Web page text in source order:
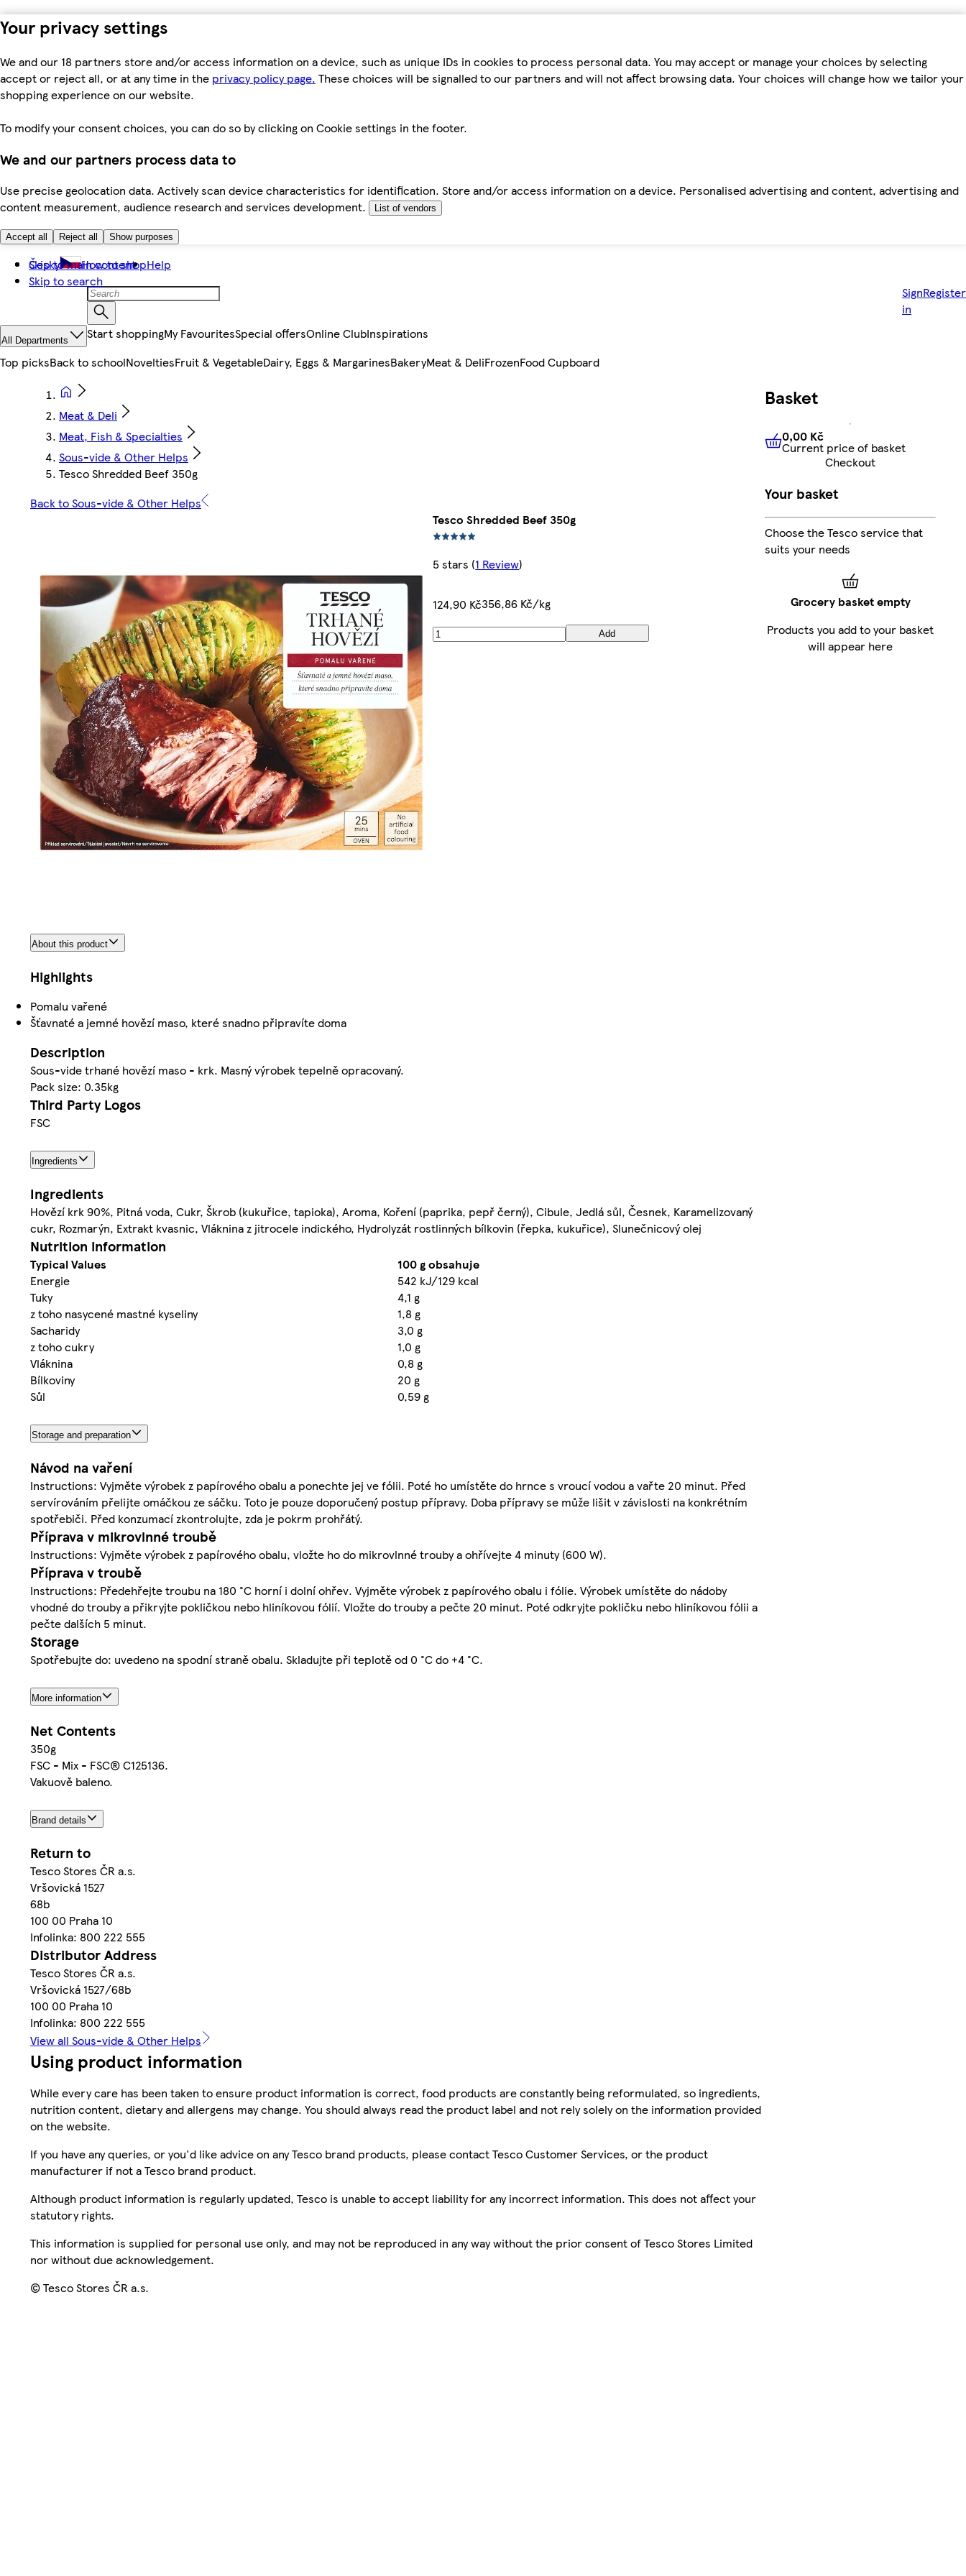
Your privacy settings
We and our 18 partners store and/or access information on a device, such as unique IDs in cookies to process personal data. You may accept or manage your choices by selecting
accept or reject all, or at any time in the privacy policy page. These choices will be signalled to our partners and will not affect browsing data. Your choices will change how we tailor your
shopping experience on our website.
To modify your consent choices, you can do so by clicking on Cookie settings in the footer.
We and our partners process data to
Use precise geolocation data. Actively scan device characteristics for identification. Store and/or access information on a device. Personalised advertising and content, advertising and
content measurement, audience research and services development.
List of vendors
Accept all Reject all Show purposes
Skip to main content
Skip to search
Česky How to shopHelp
Sign
in
Register
All Departments Start shoppingMy FavouritesSpecial offersOnline ClubInspirations
Top picksBack to schoolNoveltiesFruit & VegetableDairy, Eggs & MargarinesBakeryMeat & DeliFrozenFood Cupboard
Meat & Deli
Meat, Fish & Specialties
Sous-vide & Other Helps
Tesco Shredded Beef 350g
Back to Sous-vide & Other Helps
Tesco Shredded Beef 350g
5 stars (1 Review)
124,90 Kč356,86 Kč/kg
Add
About this product
Highlights
Pomalu vařené
Šťavnaté a jemné hovězí maso, které snadno připravíte doma
Description
Sous-vide trhané hovězí maso - krk. Masný výrobek tepelně opracovaný.
Pack size: 0.35kg
Third Party Logos
FSC
Ingredients
Ingredients
Hovězí krk 90%, Pitná voda, Cukr, Škrob (kukuřice, tapioka), Aroma, Koření (paprika, pepř černý), Cibule, Jedlá sůl, Česnek, Karamelizovaný
cukr, Rozmarýn, Extrakt kvasnic, Vláknina z jitrocele indického, Hydrolyzát rostlinných bílkovin (řepka, kukuřice), Slunečnicový olej
Nutrition information
Typical Values
100 g obsahuje
Energie
542 kJ/129 kcal
Tuky
4,1 g
z toho nasycené mastné kyseliny
1,8 g
Sacharidy
3,0 g
z toho cukry
1,0 g
Vláknina
0,8 g
Bílkoviny
20 g
Sůl
0,59 g
Storage and preparation
Návod na vaření
Instructions: Vyjměte výrobek z papírového obalu a ponechte jej ve fólii. Poté ho umístěte do hrnce s vroucí vodou a vařte 20 minut. Před
servírováním přelijte omáčkou ze sáčku. Toto je pouze doporučený postup přípravy. Doba přípravy se může lišit v závislosti na konkrétním
spotřebiči. Před konzumací zkontrolujte, zda je pokrm prohřátý.
Příprava v mikrovlnné troubě
Instructions: Vyjměte výrobek z papírového obalu, vložte ho do mikrovlnné trouby a ohřívejte 4 minuty (600 W).
Příprava v troubě
Instructions: Předehřejte troubu na 180 °C horní i dolní ohřev. Vyjměte výrobek z papírového obalu i fólie. Výrobek umístěte do nádoby
vhodné do trouby a přikryjte pokličkou nebo hliníkovou fólií. Vložte do trouby a pečte 20 minut. Poté odkryjte pokličku nebo hliníkovou fólii a
pečte dalších 5 minut.
Storage
Spotřebujte do: uvedeno na spodní straně obalu. Skladujte při teplotě od 0 °C do +4 °C.
More information
Net Contents
350g
FSC - Mix - FSC® C125136.
Vakuově baleno.
Brand details
Return to
Tesco Stores ČR a.s.
Vršovická 1527
68b
100 00 Praha 10
Infolinka: 800 222 555
Distributor Address
Tesco Stores ČR a.s.
Vršovická 1527/68b
100 00 Praha 10
Infolinka: 800 222 555
View all Sous-vide & Other Helps
Using product information
While every care has been taken to ensure product information is correct, food products are constantly being reformulated, so ingredients,
nutrition content, dietary and allergens may change. You should always read the product label and not rely solely on the information provided
on the website.
If you have any queries, or you'd like advice on any Tesco brand products, please contact Tesco Customer Services, or the product
manufacturer if not a Tesco brand product.
Although product information is regularly updated, Tesco is unable to accept liability for any incorrect information. This does not affect your
statutory rights.
This information is supplied for personal use only, and may not be reproduced in any way without the prior consent of Tesco Stores Limited
nor without due acknowledgement.
© Tesco Stores ČR a.s.
Basket
0,00 KčCurrent price of
0,00 Kč
Current price of basket
Checkout
Your basket
Choose the Tesco service that
suits your needs
Grocery basket empty
Products you add to your basket
will appear here